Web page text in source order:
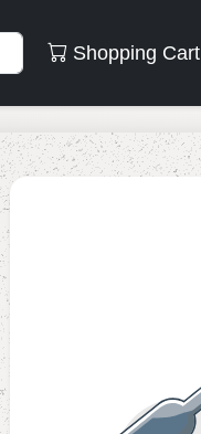
Shopping Cart